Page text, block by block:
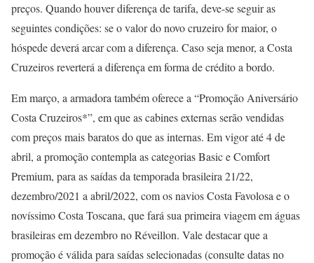
preços. Quando houver diferença de tarifa, deve-se seguir as
seguintes condições: se o valor do novo cruzeiro for maior, o
hóspede deverá arcar com a diferença. Caso seja menor, a Costa
Cruzeiros reverterá a diferença em forma de crédito a bordo.
Em março, a armadora também oferece a “Promoção Aniversário
Costa Cruzeiros*”, em que as cabines externas serão vendidas
com preços mais baratos do que as internas. Em vigor até 4 de
abril, a promoção contempla as categorias Basic e Comfort
Premium, para as saídas da temporada brasileira 21/22,
dezembro/2021 a abril/2022, com os navios Costa Favolosa e o
novíssimo Costa Toscana, que fará sua primeira viagem em águas
brasileiras em dezembro no Réveillon. Vale destacar que a
promoção é válida para saídas selecionadas (consulte datas no